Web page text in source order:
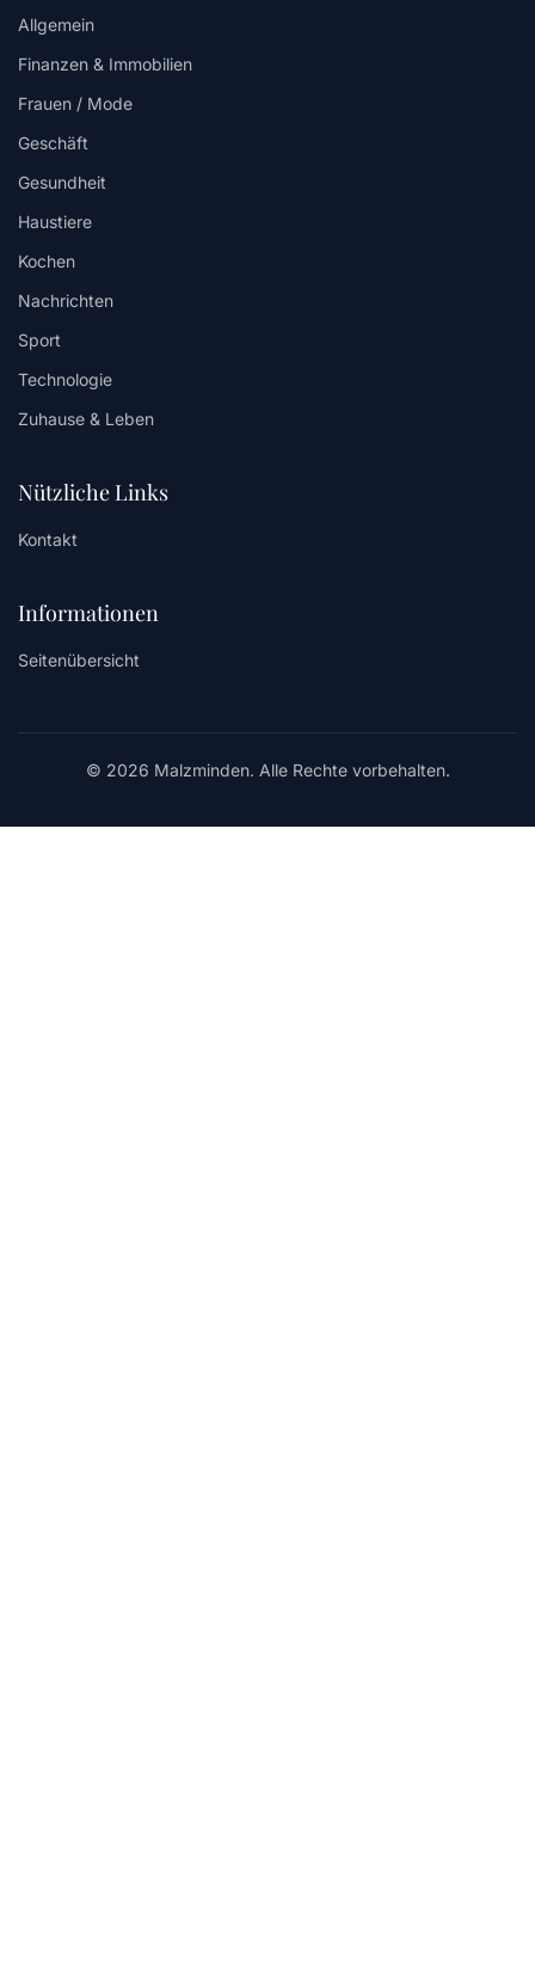
Allgemein
Finanzen & Immobilien
Frauen / Mode
Geschäft
Gesundheit
Haustiere
Kochen
Nachrichten
Sport
Technologie
Zuhause & Leben
Nützliche Links
Kontakt
Informationen
Seitenübersicht
© 2026 Malzminden. Alle Rechte vorbehalten.